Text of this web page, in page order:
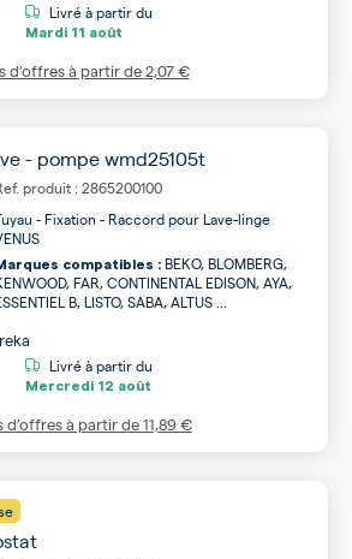
Livré à partir du
Mardi 11 août
d’offres à partir de2,07 €
- pompe wmd25105t
produit : 2865200100
- Fixation - Raccord pour Lave-linge
compatibles : BEKO, BLOMBERG,
FAR, CONTINENTAL EDISON, AYA,
B, LISTO, SABA, ALTUS ...
Livré à partir du
Mercredi 12 août
d’offres à partir de11,89 €